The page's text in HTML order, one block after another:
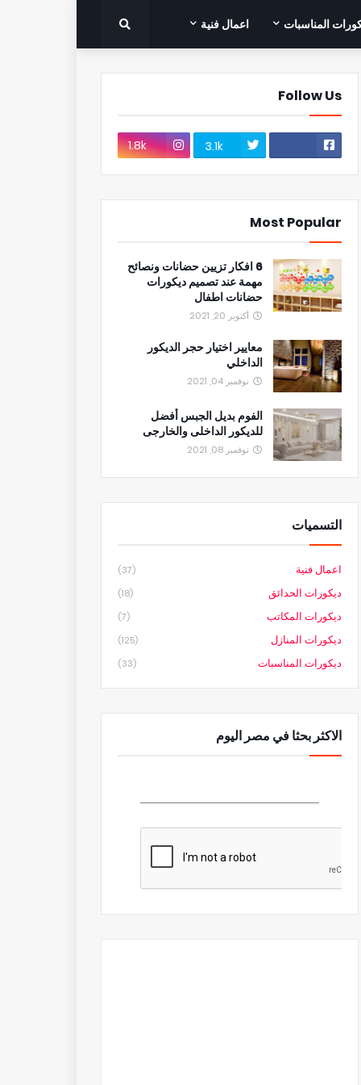
المناسبات اعمال فنية
Follow Us
3.1k
1.8k
Most Popular
6 افكار تزيين حضانات ونصائح
مهمة عند تصميم ديكورات
حضانات اطفال
أكتوبر 20, 2021
معايير اختيار حجر الديكور
الداخلي
نوفمبر 04, 2021
الفوم بديل الجبس أفضل
للديكور الداخلى والخارجى
نوفمبر 08, 2021
التسميات
اعمال فنية (37)
ديكورات الحدائق (18)
ديكورات المكاتب (7)
ديكورات المنازل (125)
ديكورات المناسبات (33)
الاكثر بحثا في مصر اليوم